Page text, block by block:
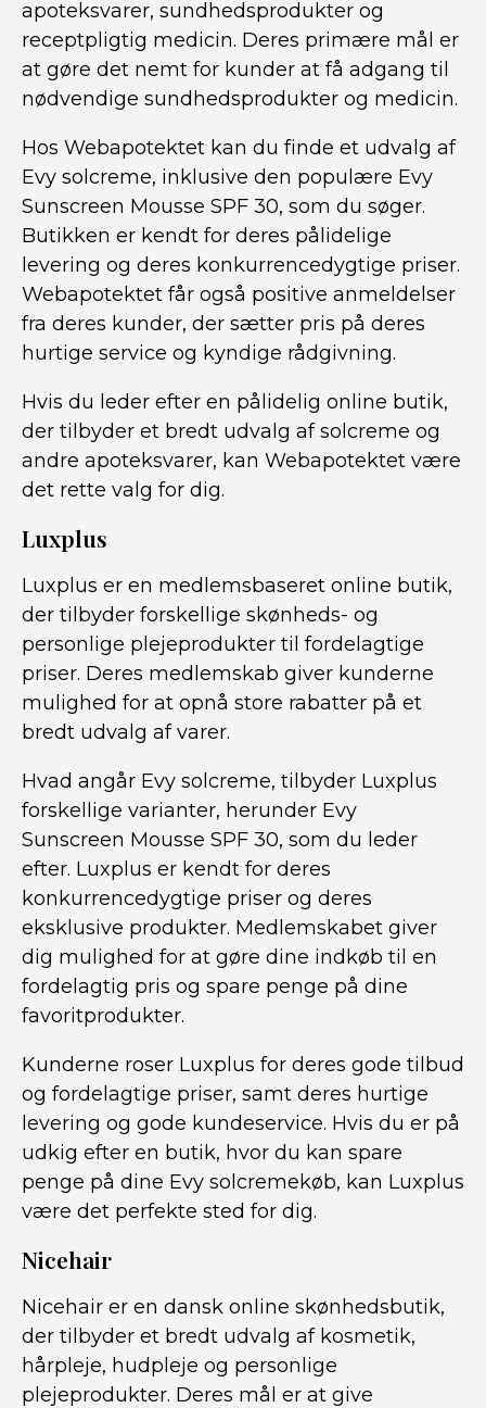
apoteksvarer, sundhedsprodukter og
receptpligtig medicin. Deres primære mål er
at gøre det nemt for kunder at få adgang til
nødvendige sundhedsprodukter og medicin.
Hos Webapotektet kan du finde et udvalg af
Evy solcreme, inklusive den populære Evy
Sunscreen Mousse SPF 30, som du søger.
Butikken er kendt for deres pålidelige
levering og deres konkurrencedygtige priser.
Webapotektet får også positive anmeldelser
fra deres kunder, der sætter pris på deres
hurtige service og kyndige rådgivning.
Hvis du leder efter en pålidelig online butik,
der tilbyder et bredt udvalg af solcreme og
andre apoteksvarer, kan Webapotektet være
det rette valg for dig.
Luxplus
Luxplus er en medlemsbaseret online butik,
der tilbyder forskellige skønheds- og
personlige plejeprodukter til fordelagtige
priser. Deres medlemskab giver kunderne
mulighed for at opnå store rabatter på et
bredt udvalg af varer.
Hvad angår Evy solcreme, tilbyder Luxplus
forskellige varianter, herunder Evy
Sunscreen Mousse SPF 30, som du leder
efter. Luxplus er kendt for deres
konkurrencedygtige priser og deres
eksklusive produkter. Medlemskabet giver
dig mulighed for at gøre dine indkøb til en
fordelagtig pris og spare penge på dine
favoritprodukter.
Kunderne roser Luxplus for deres gode tilbud
og fordelagtige priser, samt deres hurtige
levering og gode kundeservice. Hvis du er på
udkig efter en butik, hvor du kan spare
penge på dine Evy solcremekøb, kan Luxplus
være det perfekte sted for dig.
Nicehair
Nicehair er en dansk online skønhedsbutik,
der tilbyder et bredt udvalg af kosmetik,
hårpleje, hudpleje og personlige
plejeprodukter. Deres mål er at give